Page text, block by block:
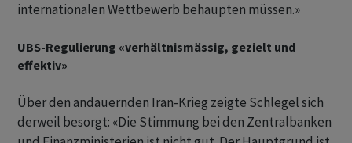
internationalen Wettbewerb behaupten müssen.»
UBS-Regulierung «verhältnismässig, gezielt und
effektiv»
Über den andauernden Iran-Krieg zeigte Schlegel sich
derweil besorgt: «Die Stimmung bei den Zentralbanken